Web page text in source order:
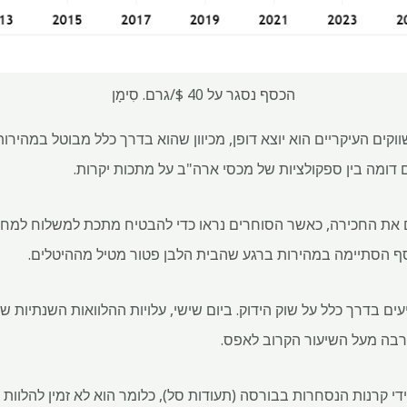
הכסף נסגר על 40 $/גרם. סִימָן
העיקריים הוא יוצא דופן, מכיוון שהוא בדרך כלל מבוטל
דומה בין ספקולציות של מכסי ארה"ב על מתכות יקרות.
את החכירה, כאשר הסוחרים נראו כדי להבטיח מתכת למשלוח
הסתיימה במהירות ברגע שהבית הלבן פטור מטיל מההיטלים.
בדרך כלל על שוק הידוק. ביום שישי, עלויות ההלוואות
קרנות הנסחרות בבורסה (תעודות סל), כלומר הוא לא זמין